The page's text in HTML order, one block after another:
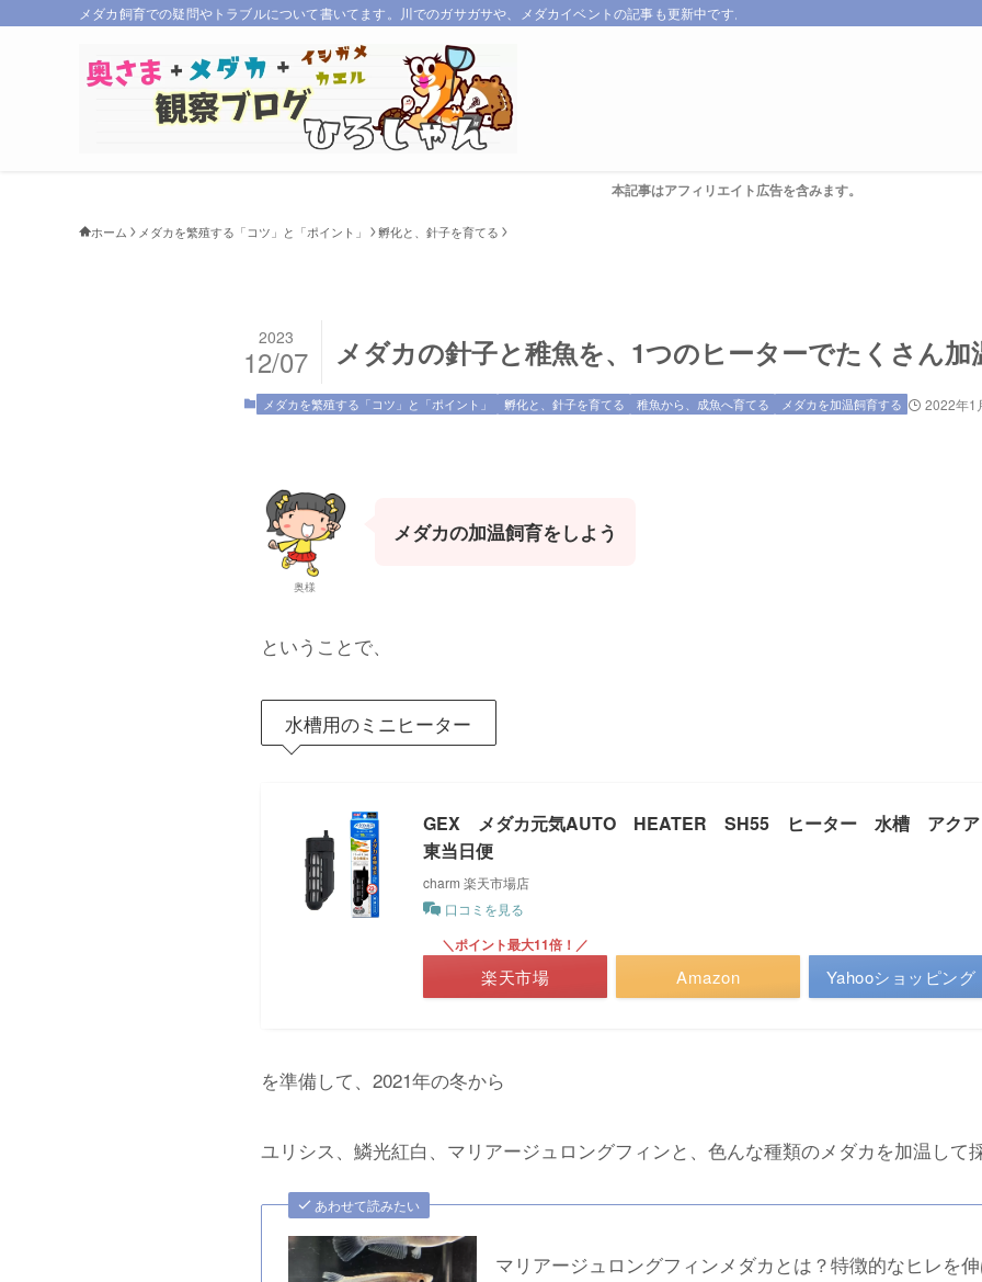
メダカ飼育での疑問やトラブルについて書いてます。川でのガサガサや、メダカイベントの記事も更新中です。
本記事はアフィリエイト広告を含みます。
ホーム メダカを繁殖する「コツ」と「ポイント」 孵化と、針子を育てる
メダカの針子と稚魚を、1つのヒーターでたくさん加
2023
12/07
メダカを繁殖する「コツ」と「ポイント」 孵化と、針子を育てる 稚魚から、成魚へ育てる メダカを加温飼育する 2022年1
奥様
メダカの加温飼育をしよう
ということで、
水槽用のミニヒーター
GEX メダカ元気AUTO HEATER SH55 ヒーター 水槽 アクア
東当日便
charm 楽天市場店
口コミを見る
Amazon
＼ポイント最大11倍！／
楽天市場 Yahooショッピング
を準備して、2021年の冬から
ユリシス、鱗光紅白、マリアージュロングフィンと、色んな種類のメダカを加温して
あわせて読みたい
マリアージュロングフィンメダカとは？特徴的なヒレを